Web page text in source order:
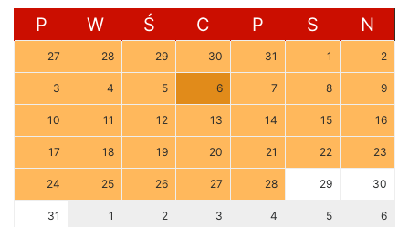
P W Ś C P S N
27 28 29 30 31 1 2
3 4 5 6 7 8 9
10 11 12 13 14 15 16
17 18 19 20 21 22 23
24 25 26 27 28 29 30
31 1 2 3 4 5 6